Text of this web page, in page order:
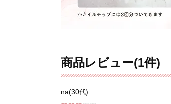
商品レビュー(1件)
na(30代)